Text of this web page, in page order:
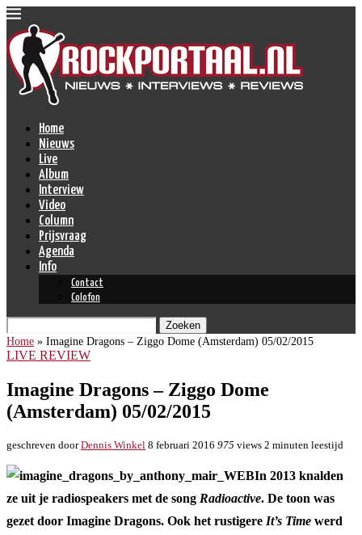
Home
Nieuws
Live
Album
Interview
Video
Column
Prijsvraag
Agenda
Info
Contact
Colofon
Zoeken
Home » Imagine Dragons – Ziggo Dome (Amsterdam) 05/02/2015
LIVE REVIEW
Imagine Dragons – Ziggo Dome
(Amsterdam) 05/02/2015
geschreven doorDennis Winkel 8 februari 2016 975 views 2 minuten leestijd
In 2013 knalden
ze uit je radiospeakers met de song Radioactive. De toon was
gezet door Imagine Dragons. Ook het rustigere It’s Time werd